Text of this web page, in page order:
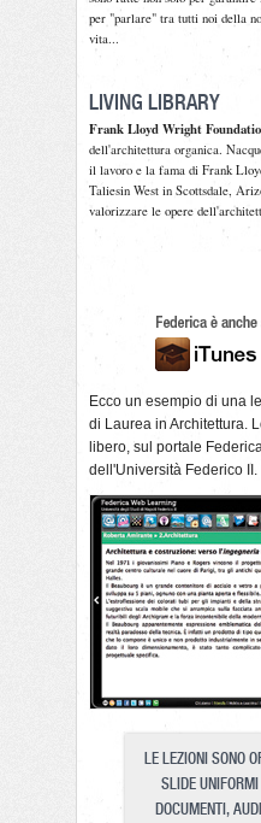
per "parlare" tra tutti noi della
vita...
LIVING LIBRARY
Frank Lloyd Wright
dell'architettura organica.
il lavoro e la fama di Frank
Taliesin West in Scottsdale,
valorizzare le opere
Ecco un esempio di una
di Laurea in Architettura.
libero, sul portale
dell'Università Federico II.
LE LEZIONI SONO
SLIDE
DOCUMENTI,